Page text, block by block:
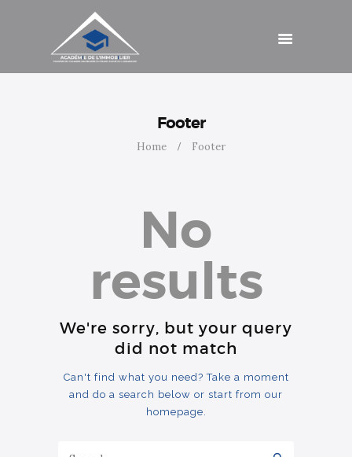
Footer
Home Footer
Catalogue de
formations
Agenda
Cotisations
No
results
We're sorry, but your query
did not match
Can't find what you need? Take a moment
and do a search below or start from our
homepage